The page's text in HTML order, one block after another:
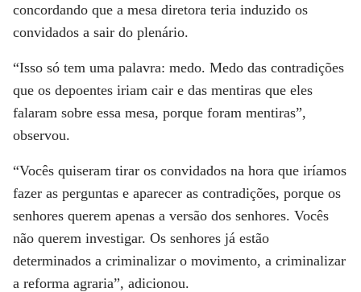
concordando que a mesa diretora teria induzido os
convidados a sair do plenário.
“Isso só tem uma palavra: medo. Medo das contradições
que os depoentes iriam cair e das mentiras que eles
falaram sobre essa mesa, porque foram mentiras”,
observou.
“Vocês quiseram tirar os convidados na hora que iríamos
fazer as perguntas e aparecer as contradições, porque os
senhores querem apenas a versão dos senhores. Vocês
não querem investigar. Os senhores já estão
determinados a criminalizar o movimento, a criminalizar
a reforma agraria”, adicionou.